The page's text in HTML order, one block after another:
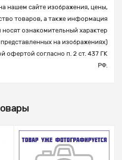
нашем сайте изображения, цены,
товаров, а также информация
носят ознакомительный характер
на изображениях)
офертой согласно п. 2 ст. 437 ГК
РФ.